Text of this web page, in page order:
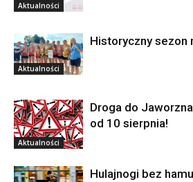
Aktualności
Aktualności
Historyczny sezon
Aktualności
Droga do
od 10 sierpnia!
Hulajnogi bez